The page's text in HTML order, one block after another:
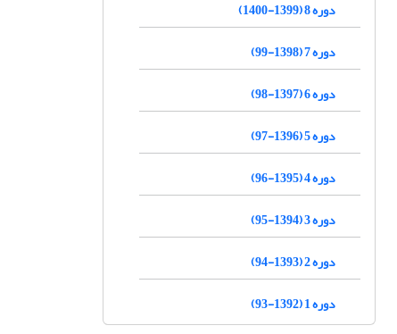
دوره 8 (1399-1400)
دوره 7 (1398-99)
دوره 6 (1397-98)
دوره 5 (1396-97)
دوره 4 (1395-96)
دوره 3 (1394-95)
دوره 2 (1393-94)
دوره 1 (1392-93)